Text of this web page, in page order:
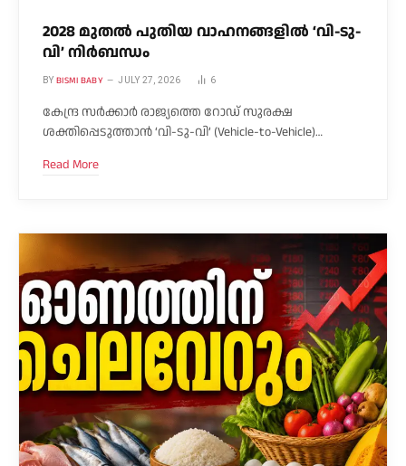
2028 മുതൽ പുതിയ വാഹനങ്ങളിൽ ‘വി-ടു-
വി’ നിർബന്ധം
BY BISMI BABY JULY 27, 2026 6
കേന്ദ്ര സർക്കാർ രാജ്യത്തെ റോഡ് സുരക്ഷ
ശക്തിപ്പെടുത്താൻ ‘വി-ടു-വി’ (Vehicle-to-Vehicle)…
Read More